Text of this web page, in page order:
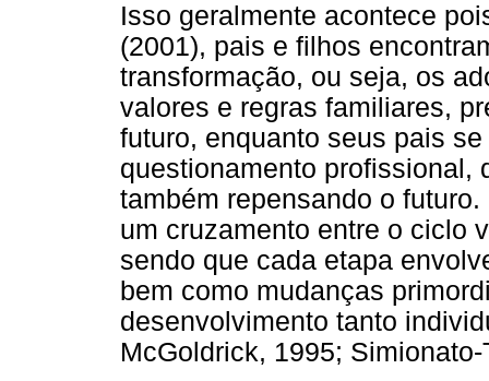
Isso geralmente acontece
(2001), pais e filhos
transformação, ou seja, os
valores e regras familiares,
futuro, enquanto seus pais
questionamento profissional,
também repensando o
um cruzamento entre o ciclo
sendo que cada etapa
bem como mudanças
desenvolvimento tanto
McGoldrick, 1995; Simionato-